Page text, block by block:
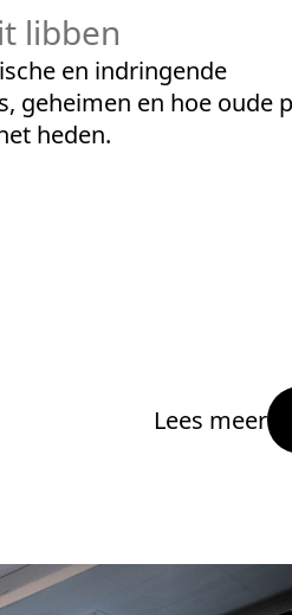
libben
en indringende
geheimen en hoe oude
heden.
Lees meer